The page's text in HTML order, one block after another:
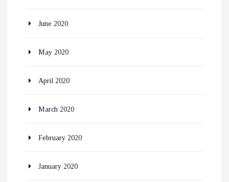
June 2020
May 2020
April 2020
March 2020
February 2020
January 2020